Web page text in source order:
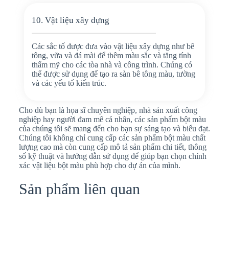
10. Vật liệu xây dựng
Các sắc tố được đưa vào vật liệu xây dựng như bê
tông, vữa và đá mài để thêm màu sắc và tăng tính
thẩm mỹ cho các tòa nhà và công trình. Chúng có
thể được sử dụng để tạo ra sàn bê tông màu, tường
và các yếu tố kiến trúc.
Cho dù bạn là họa sĩ chuyên nghiệp, nhà sản xuất công
nghiệp hay người đam mê cá nhân, các sản phẩm bột màu
của chúng tôi sẽ mang đến cho bạn sự sáng tạo và biểu đạt.
Chúng tôi không chỉ cung cấp các sản phẩm bột màu chất
lượng cao mà còn cung cấp mô tả sản phẩm chi tiết, thông
số kỹ thuật và hướng dẫn sử dụng để giúp bạn chọn chính
xác vật liệu bột màu phù hợp cho dự án của mình.
Sản phẩm liên quan